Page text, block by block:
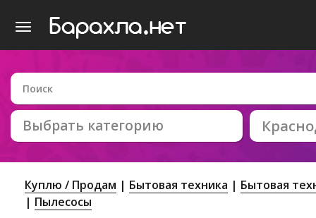
Выбрать категорию
Куплю / Продам Бытовая техника
Бытовая
Пылесосы